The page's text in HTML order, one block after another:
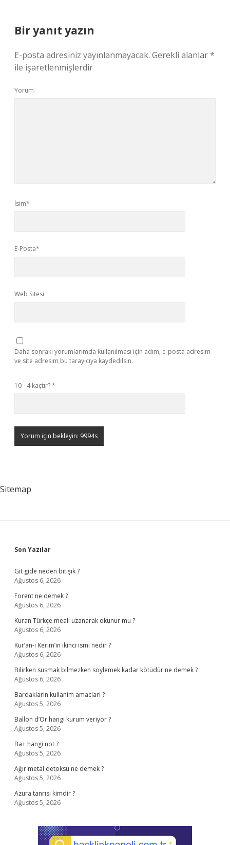
Bir yanıt yazın
E-posta adresiniz yayınlanmayacak. Gerekli alanlar*
ile işaretlenmişlerdir
Yorum
İsim*
E-Posta*
Web Sitesi
Daha sonraki yorumlarımda kullanılması için adım, e-posta adresim
ve site adresim bu tarayıcıya kaydedilsin.
10 - 4 kaçtır?*
Sitemap
Sidebar
Son Yazılar
Git gide neden bitişik ?
Ağustos 6, 2026
Forent ne demek ?
Ağustos 6, 2026
Kuran Türkçe meali uzanarak okunur mu ?
Ağustos 6, 2026
Kur’an-ı Kerim’in ikinci ismi nedir ?
Ağustos 6, 2026
Bilirken susmak bilmezken söylemek kadar kötüdür ne demek ?
Ağustos 6, 2026
Bardaklarin kullanim amaclari ?
Ağustos 5, 2026
Ballon d’Or hangi kurum veriyor ?
Ağustos 5, 2026
Ba+ hangi not ?
Ağustos 5, 2026
Ağır metal detoksu ne demek ?
Ağustos 5, 2026
Azura tanrısı kimdir ?
Ağustos 5, 2026